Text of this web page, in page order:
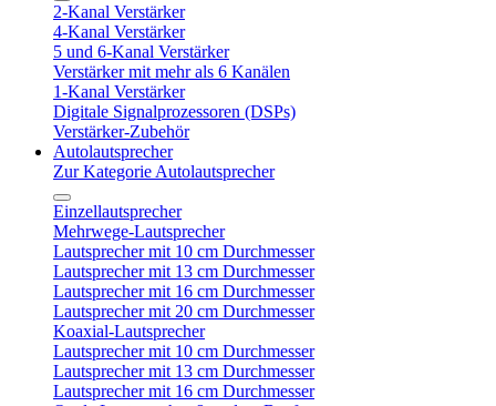
2-Kanal Verstärker
4-Kanal Verstärker
5 und 6-Kanal Verstärker
Verstärker mit mehr als 6 Kanälen
1-Kanal Verstärker
Digitale Signalprozessoren (DSPs)
Verstärker-Zubehör
Autolautsprecher
Zur Kategorie Autolautsprecher
Einzellautsprecher
Mehrwege-Lautsprecher
Lautsprecher mit 10 cm Durchmesser
Lautsprecher mit 13 cm Durchmesser
Lautsprecher mit 16 cm Durchmesser
Lautsprecher mit 20 cm Durchmesser
Koaxial-Lautsprecher
Lautsprecher mit 10 cm Durchmesser
Lautsprecher mit 13 cm Durchmesser
Lautsprecher mit 16 cm Durchmesser